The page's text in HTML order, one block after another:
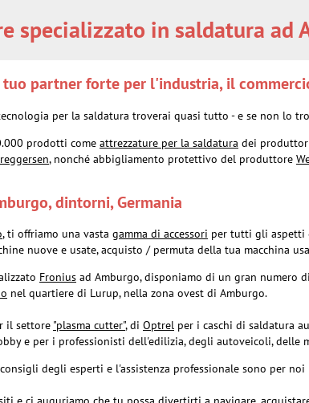
specializzato in saldatura ad
tuo partner forte per l'industria, il
per la saldatura troverai quasi tutto - e se non lo
prodotti come attrezzature per la saldatura dei
, nonché abbigliamento protettivo del produttore
dintorni, Germania
, ti offriamo una vasta gamma di accessori per tutti gli aspetti
nuove e usate, acquisto / permuta della tua macchina
Fronius ad Amburgo, disponiamo di un gran numero
nel quartiere di Lurup, nella zona ovest di Amburgo.
il settore "plasma cutter", di Optrel per i caschi di saldatura
e per i professionisti dell'edilizia, degli autoveicoli, delle
degli esperti e l'assistenza professionale sono per